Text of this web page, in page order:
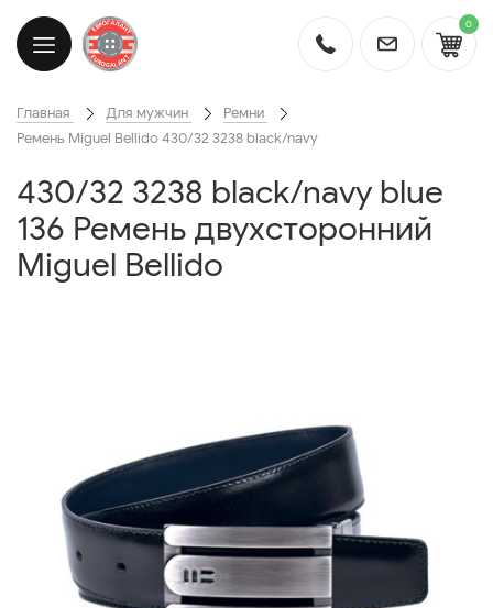
0
Главная Для мужчин
Ремни
Ремень Miguel Bellido 430/32 3238 black/navy
430/32 3238 black/navy blue
136 Ремень двухсторонний
Miguel Bellido